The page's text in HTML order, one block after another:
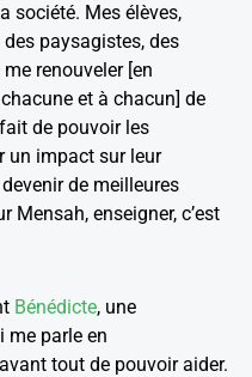
société. Mes élèves,
paysagistes, des
renouveler [en
et à chacun] de
de pouvoir les
un impact sur leur
de meilleures
Mensah, enseigner, c’est
Bénédicte, une
me parle en
tout de pouvoir aider.